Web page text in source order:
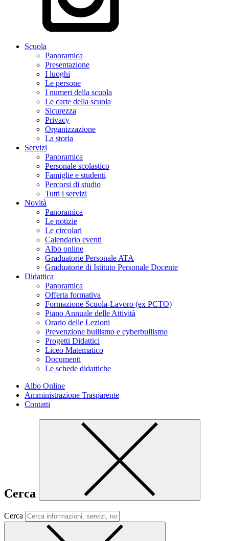
Scuola
Panoramica
Presentazione
I luoghi
Le persone
I numeri della scuola
Le carte della scuola
Sicurezza
Privacy
Organizzazione
La storia
Servizi
Panoramica
Personale scolastico
Famiglie e studenti
Percorsi di studio
Tutti i servizi
Novità
Panoramica
Le notizie
Le circolari
Calendario eventi
Albo online
Graduatorie Personale ATA
Graduatorie di Istituto Personale Docente
Didattica
Panoramica
Offerta formativa
Formazione Scuola-Lavoro (ex PCTO)
Piano Annuale delle Attività
Orario delle Lezioni
Prevenzione bullismo e cyberbullismo
Progetti Didattici
Liceo Matematico
Documenti
Le schede didattiche
Albo Online
Amministrazione Trasparente
Contatti
Cerca
Cerca